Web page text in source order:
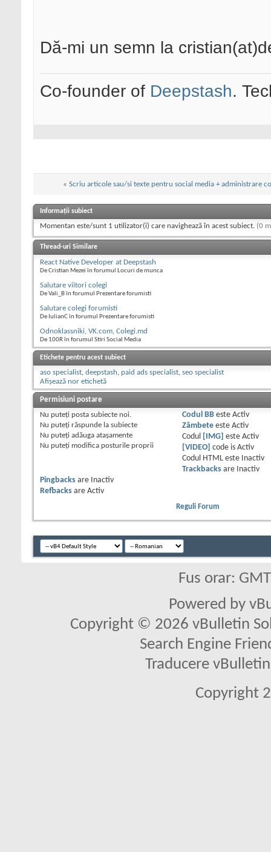
Dă-mi un semn la
Co-founder of Deepstash.
« Scriu articole sau/si texte pentru social media + administrare
Informații subiect
Momentan este/sunt 1 utilizator(i) care navighează în acest subiect. (0
Thread-uri Similare
React Native Developer at Deepstash
De Cristian Mezei în forumul Locuri de munca
Salutare viitori colegi
De Vali_B în forumul Prezentare forumisti
Salutare colegi forumisti
De IulianC în forumul Prezentare forumisti
Odnoklassniki, VK.com, Colegi.md
De 100R în forumul Stiri Social Media
Etichete pentru acest subiect
aso specialist, deepstash, paid ads specialist, seo specialist
Afișează nor etichetă
Permisiuni postare
Nu puteţi posta subiecte noi.
Nu puteţi răspunde la subiecte
Nu puteţi adăuga ataşamente
Nu puteţi modifica posturile proprii
Codul BBeste Activ
Zâmbeteeste Activ
Codul
[IMG] este Activ
[VIDEO]
code is Activ
Codul HTML este
Inactiv
Trackbacksare
Inactiv
Pingbacks are
Inactiv
Refbacks are Activ
Reguli Forum
Fus orar:
Powered by
Copyright © 2026 vBulletin
Search Engine
Traducere
Copyright